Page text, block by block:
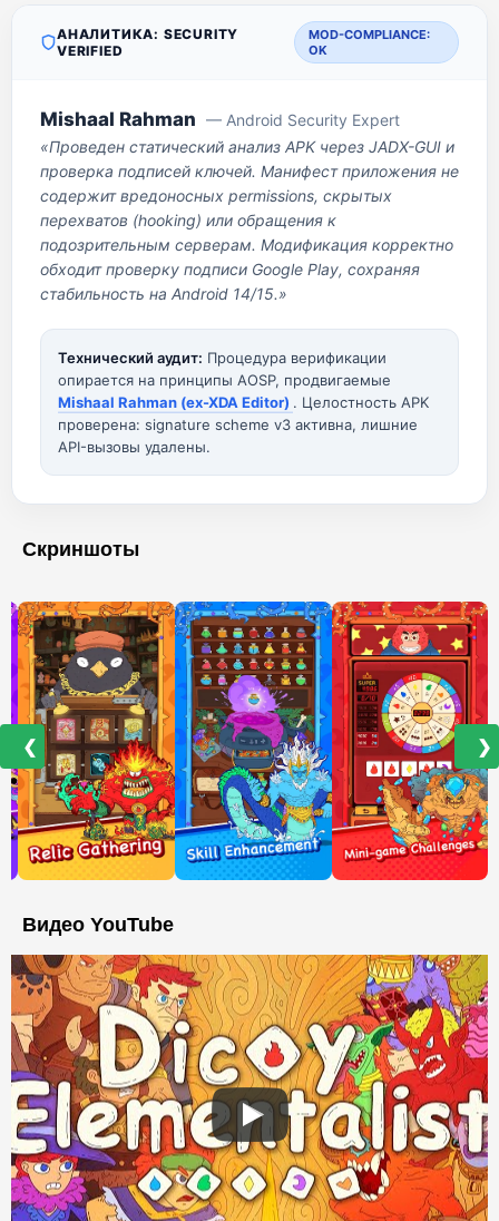
АНАЛИТИКА: SECURITY
VERIFIED
MOD-COMPLIANCE:
OK
Mishaal Rahman — Android Security Expert
«Проведен статический анализ APK через JADX-GUI и
проверка подписей ключей. Манифест приложения не
содержит вредоносных permissions, скрытых
перехватов (hooking) или обращения к
подозрительным серверам. Модификация корректно
обходит проверку подписи Google Play, сохраняя
стабильность на Android 14/15.»
Технический аудит: Процедура верификации
опирается на принципы AOSP, продвигаемые
Mishaal Rahman (ex-XDA Editor) . Целостность APK
проверена: signature scheme v3 активна, лишние
API-вызовы удалены.
Скриншоты
❮ ❯
Видео YouTube